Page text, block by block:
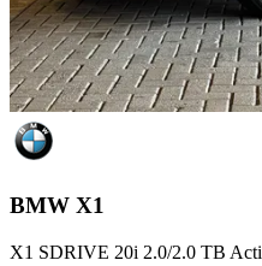
BMW X1
X1 SDRIVE 20i 2.0/2.0 TB